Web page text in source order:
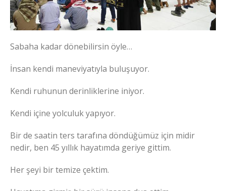
Sabaha kadar dönebilirsin öyle…
İnsan kendi maneviyatıyla buluşuyor.
Kendi ruhunun derinliklerine iniyor.
Kendi içine yolculuk yapıyor.
Bir de saatin ters tarafına döndüğümüz için midir
nedir, ben 45 yıllık hayatımda geriye gittim.
Her şeyi bir temize çektim.